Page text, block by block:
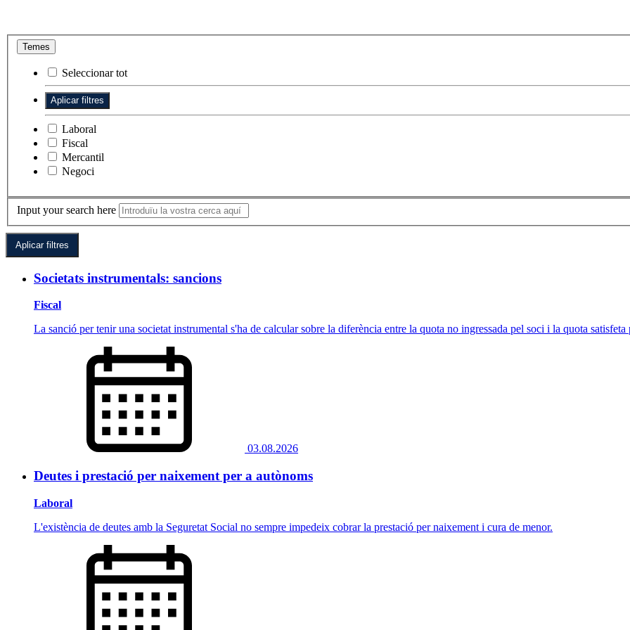
Temes
Seleccionar tot
Laboral
Fiscal
Mercantil
Negoci
Input your search here
Societats instrumentals: sancions
Fiscal
La sanció per tenir una societat instrumental s'ha de calcular sobre la diferència entre la quota no ingressada pel soci i la quota satisfeta
03.08.2026
Deutes i prestació per naixement per a autònoms
Laboral
L'existència de deutes amb la Seguretat Social no sempre impedeix cobrar la prestació per naixement i cura de menor.